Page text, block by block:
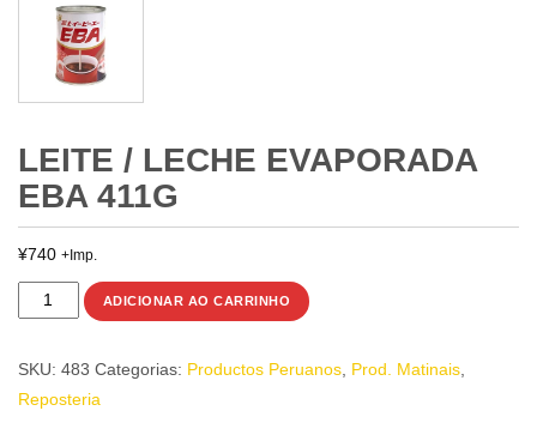
LEITE / LECHE EVAPORADA
EBA 411G
¥740 +Imp.
LEITE
/
EBA
ADICIONAR AO CARRINHO
SKU: 483 Categorias: Productos Peruanos, Prod. Matinais,
Reposteria